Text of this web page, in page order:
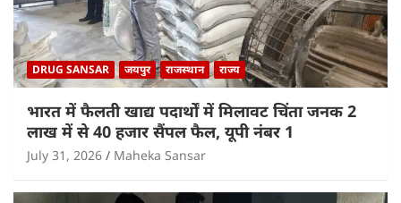
DRUG SANSAR जयपुर राजस्थान राज्य
भारत में फैलती खाद्य पदार्थों में मिलावट चिंता जनक 2
लाख में से 40 हजार सैंपल फैल, यूपी नंबर 1
July 31, 2026 Maheka Sansar